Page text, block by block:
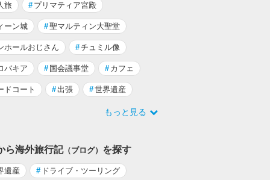
旅 # プリマティア宮殿
ーン城 #聖マルティン大聖堂
ホールおじさん #チュミル像
バキア # 国会議事堂 # カフェ
ドコート #出張 #世界遺産
もっと見る
ら海外旅行記（ブログ） を探す
遺産 # ドライブ・ツーリング